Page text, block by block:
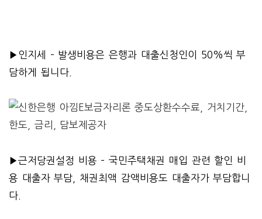
▶인지세 – 발생비용은 은행과 대출신청인이 50%씩 부
담하게 됩니다.
▶근저당권설정 비용 – 국민주택채권 매입 관련 할인 비
용 대출자 부담, 채권최액 감액비용도 대출자가 부담합니
다.